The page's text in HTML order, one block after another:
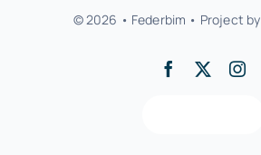
© 2026 • Federbim • Project by